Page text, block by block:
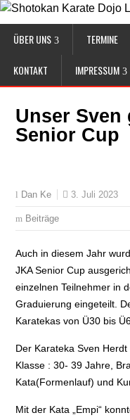
ÜBER UNS TERMINE
KONTAKT IMPRESSUM
Unser Sven
Senior Cup
Dan Ke 3. Juli 2023
Beiträge
Auch in diesem Jahr
JKA Senior Cup
einzelnen Teilnehmer in
Graduierung eingeteilt.
Karatekas von Ü30 bis
Der Karateka Sven
Klasse : 30- 39 Jahre,
Kata(Formenlauf) und
Mit der Kata „Empi“